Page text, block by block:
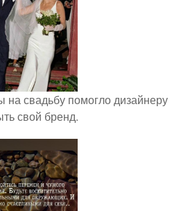
на свадьбу помогло дизайнеру
свой бренд.